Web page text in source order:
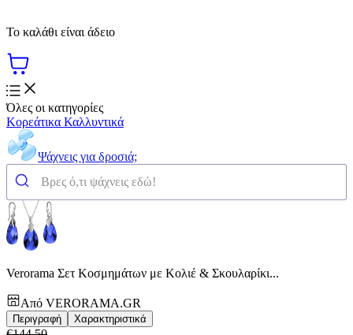
Το καλάθι είναι άδειο
Όλες οι κατηγορίες
Κορεάτικα Καλλυντικά
Ψάχνεις για δροσιά;
Verorama Σετ Κοσμημάτων με Κολιέ & Σκουλαρίκι...
Από VERORAMA.GR
Περιγραφή Χαρακτηριστικά